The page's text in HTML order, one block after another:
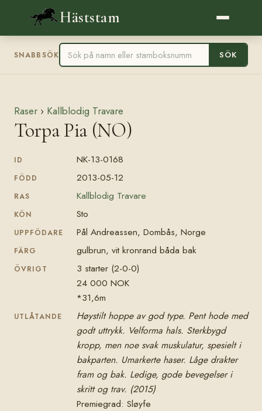
Häststam
SNABBSÖK SÖK
Raser › Kallblodig Travare
Torpa Pia (NO)
ID NK-13-0168
FÖDD 2013-05-12
RAS Kallblodig Travare
KÖN Sto
UPPFÖDARE Pål Andreassen, Dombås, Norge
FÄRG gulbrun, vit kronrand båda bak
ÖVRIGT
3 starter (2-0-0)
24 000 NOK
*31,6m
UTLÅTANDE
Høystilt hoppe av god type. Pent hode med
godt uttrykk. Velforma hals. Sterkbygd
kropp, men noe svak muskulatur, spesielt i
bakparten. Umarkerte haser. Låge drakter
fram og bak. Ledige, gode bevegelser i
skritt og trav. (2015)
Premiegrad: Sløyfe